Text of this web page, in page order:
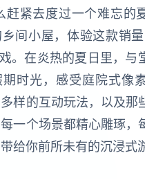
赶紧去度过一个难忘的
乡间小屋，体验这款销
。在炎热的夏日里，与
期时光，感受庭院式像
样的互动玩法，以及那
一个场景都精心雕琢，
给你前所未有的沉浸式